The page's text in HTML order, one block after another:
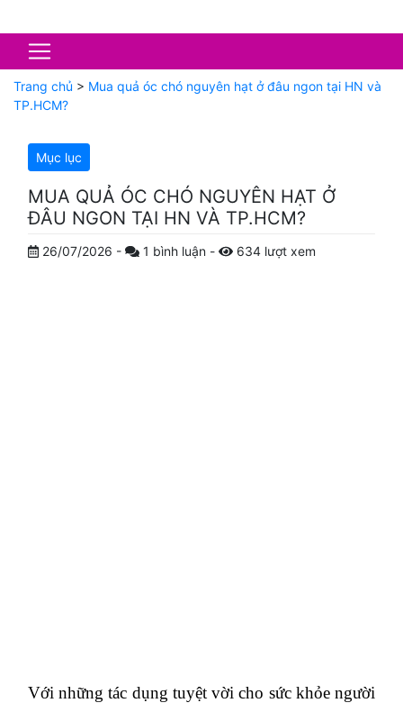
Trang chủ > Mua quả óc chó nguyên hạt ở đâu ngon tại HN và
TP.HCM?
Mục lục
MUA QUẢ ÓC CHÓ NGUYÊN HẠT Ở
ĐÂU NGON TẠI HN VÀ TP.HCM?
26/07/2026 - 1 bình luận - 634 lượt xem
Với những tác dụng tuyệt vời cho sức khỏe người